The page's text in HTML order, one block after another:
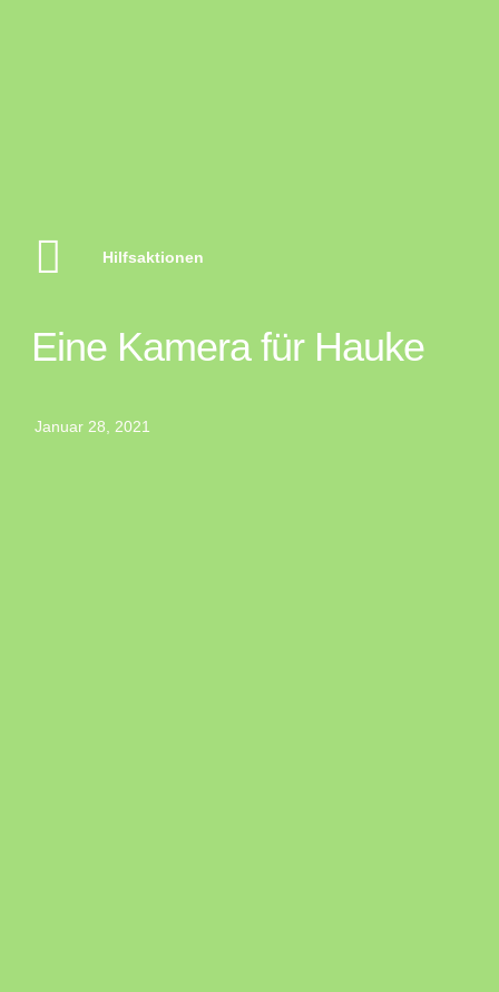
Hilfsaktionen
Eine Kamera für Hauke
Januar 28, 2021